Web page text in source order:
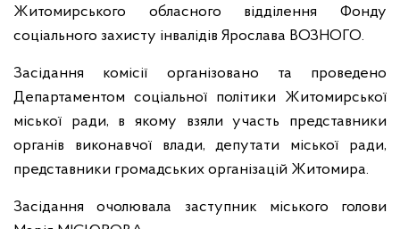
Житомирського обласного відділення Фонду
соціального захисту інвалідів Ярослава ВОЗНОГО.
Засідання комісії організовано та проведено
Департаментом соціальної політики Житомирської
міської ради, в якому взяли участь представники
органів виконавчої влади, депутати міської ради,
представники громадських організацій Житомира.
Засідання очолювала заступник міського голови